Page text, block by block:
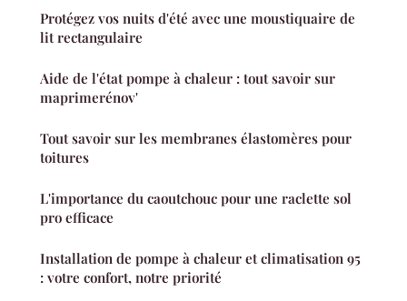
Protégez vos nuits d'été avec une moustiquaire de
lit rectangulaire
Aide de l'état pompe à chaleur : tout savoir sur
maprimerénov'
Tout savoir sur les membranes élastomères pour
toitures
L'importance du caoutchouc pour une raclette sol
pro efficace
Installation de pompe à chaleur et climatisation 95
: votre confort, notre priorité